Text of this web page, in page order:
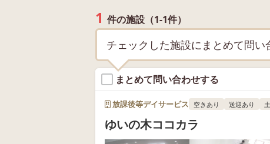
1 件の施設（1-1件）
チェックした施設にまとめて問い
まとめて問い合わせする
放課後等デイサービス 空きあり 送迎あり
ゆいの木ココカラ